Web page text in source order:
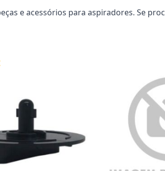
e acessórios para aspiradores. Se